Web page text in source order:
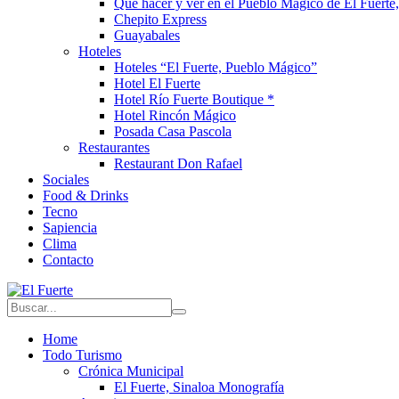
Que hacer y ver en el Pueblo Mágico de El
Chepito Express
Guayabales
Hoteles
Hoteles “El Fuerte, Pueblo Mágico”
Hotel El Fuerte
Hotel Río Fuerte Boutique *
Hotel Rincón Mágico
Posada Casa Pascola
Restaurantes
Restaurant Don Rafael
Sociales
Food & Drinks
Tecno
Sapiencia
Clima
Contacto
Home
Todo Turismo
Crónica Municipal
El Fuerte, Sinaloa Monografía